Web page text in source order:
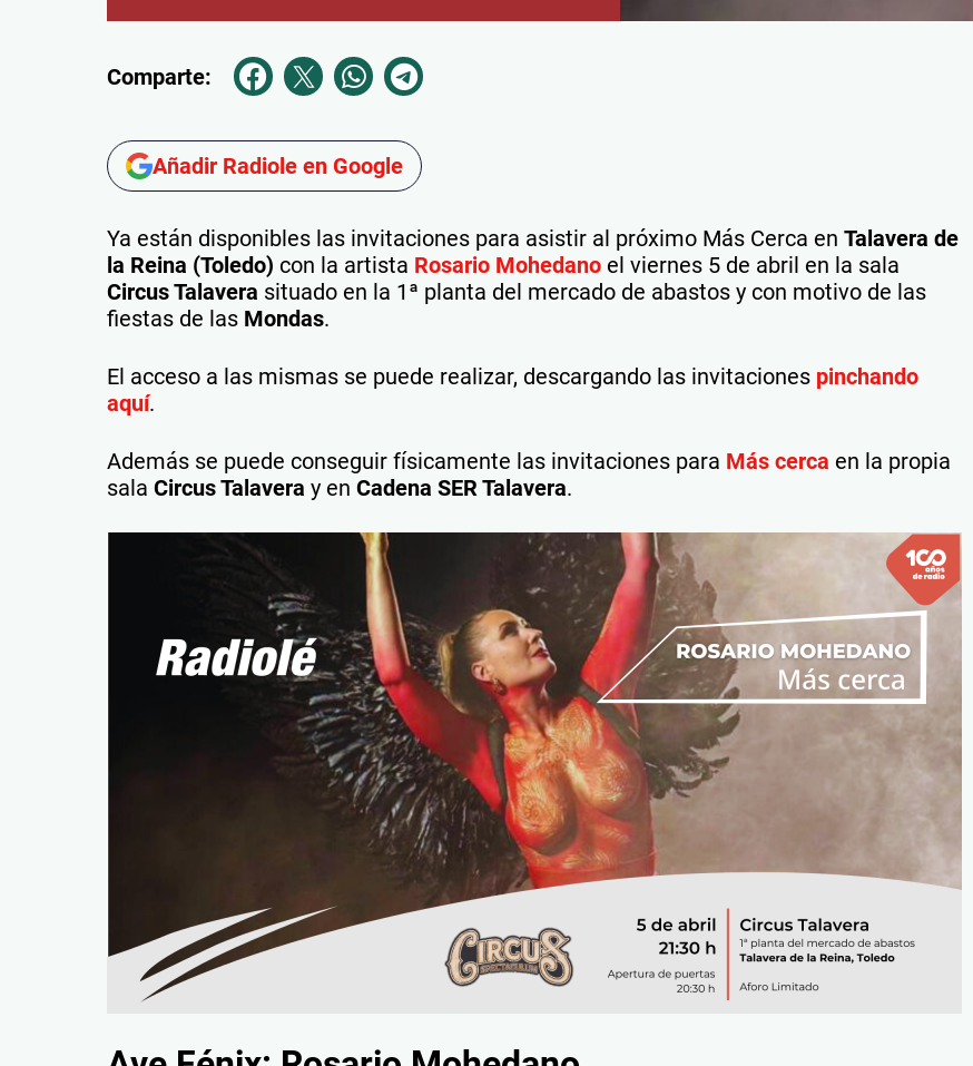
Comparte:
Añadir Radiole en Google
Ya están disponibles las invitaciones para asistir al próximo Más Cerca en Talavera de
la Reina (Toledo) con la artista Rosario Mohedano el viernes 5 de abril en la sala
Circus Talavera situado en la 1ª planta del mercado de abastos y con motivo de las
fiestas de las Mondas.
El acceso a las mismas se puede realizar, descargando las invitaciones pinchando
aquí.
Además se puede conseguir físicamente las invitaciones para Más cerca en la propia
sala Circus Talavera y en Cadena SER Talavera.